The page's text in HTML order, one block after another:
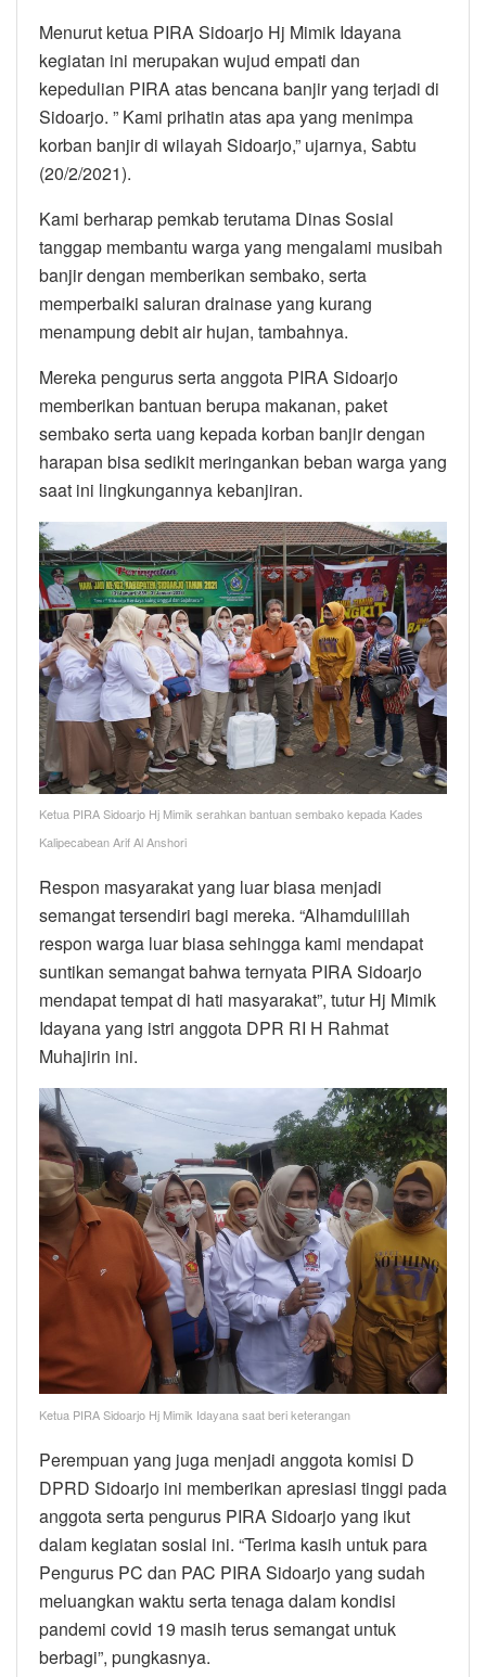
Menurut ketua PIRA Sidoarjo Hj Mimik Idayana
kegiatan ini merupakan wujud empati dan
kepedulian PIRA atas bencana banjir yang terjadi di
Sidoarjo. ” Kami prihatin atas apa yang menimpa
korban banjir di wilayah Sidoarjo,” ujarnya, Sabtu
(20/2/2021).
Kami berharap pemkab terutama Dinas Sosial
tanggap membantu warga yang mengalami musibah
banjir dengan memberikan sembako, serta
memperbaiki saluran drainase yang kurang
menampung debit air hujan, tambahnya.
Mereka pengurus serta anggota PIRA Sidoarjo
memberikan bantuan berupa makanan, paket
sembako serta uang kepada korban banjir dengan
harapan bisa sedikit meringankan beban warga yang
saat ini lingkungannya kebanjiran.
Ketua PIRA Sidoarjo Hj Mimik serahkan bantuan sembako kepada Kades
Kalipecabean Arif Al Anshori
Respon masyarakat yang luar biasa menjadi
semangat tersendiri bagi mereka. “Alhamdulillah
respon warga luar biasa sehingga kami mendapat
suntikan semangat bahwa ternyata PIRA Sidoarjo
mendapat tempat di hati masyarakat”, tutur Hj Mimik
Idayana yang istri anggota DPR RI H Rahmat
Muhajirin ini.
Ketua PIRA Sidoarjo Hj Mimik Idayana saat beri keterangan
Perempuan yang juga menjadi anggota komisi D
DPRD Sidoarjo ini memberikan apresiasi tinggi pada
anggota serta pengurus PIRA Sidoarjo yang ikut
dalam kegiatan sosial ini. “Terima kasih untuk para
Pengurus PC dan PAC PIRA Sidoarjo yang sudah
meluangkan waktu serta tenaga dalam kondisi
pandemi covid 19 masih terus semangat untuk
berbagi”, pungkasnya.